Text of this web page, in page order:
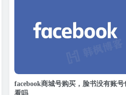
facebook商城号购买，脸书没有账号
看吗